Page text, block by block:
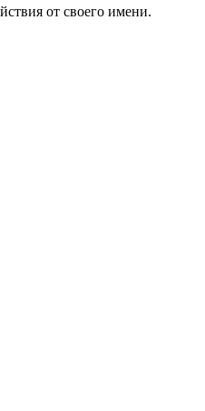
от своего имени.